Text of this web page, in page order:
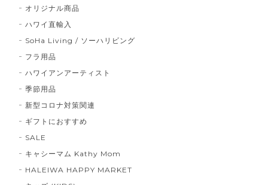
オリジナル商品
ハワイ直輸入
SoHa Living / ソーハリビング
フラ用品
ハワイアンアーティスト
季節用品
新型コロナ対策関連
ギフトにおすすめ
SALE
キャシーマム Kathy Mom
HALEIWA HAPPY MARKET